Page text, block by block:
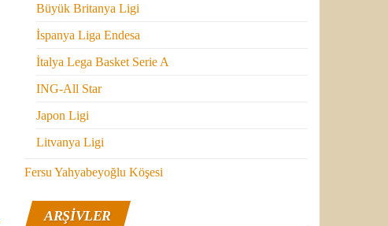
Büyük Britanya Ligi
İspanya Liga Endesa
İtalya Lega Basket Serie A
ING-All Star
Japon Ligi
Litvanya Ligi
Fersu Yahyabeyoğlu Köşesi
ARŞIVLER